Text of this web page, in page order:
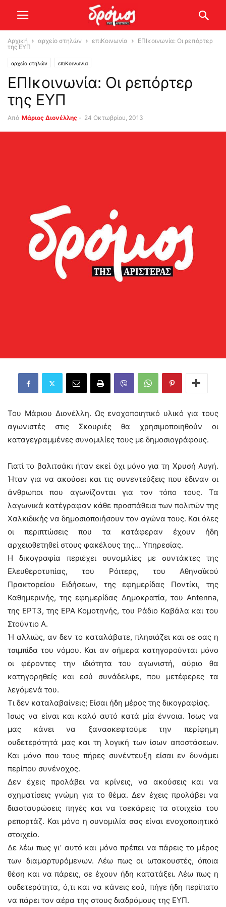
Αρχική αρχείο στηλών επιΚοινωνία
ΕΠΙκοινωνία: Οι ρεπόρτερ
της ΕΥΠ
αρχείο στηλών επιΚοινωνία
ΕΠΙκοινωνία: Οι ρεπόρτερ
της ΕΥΠ
Από Μάριος Διονέλλης - 24 Οκτωβρίου, 2013
Του Μάριου Διονέλλη. Ως ενοχοποιητικό υλικό για τους
αγωνιστές στις Σκουριές θα χρησιμοποιηθούν οι
καταγεγραμμένες συνομιλίες τους με δημοσιογράφους.
Γιατί το βαλιτσάκι ήταν εκεί όχι μόνο για τη Χρυσή Αυγή.
Ήταν για να ακούσει και τις συνεντεύξεις που έδιναν οι
άνθρωποι που αγωνίζονται για τον τόπο τους. Τα
λαγωνικά κατέγραφαν κάθε προσπάθεια των πολιτών της
Χαλκιδικής να δημοσιοποιήσουν τον αγώνα τους. Και όλες
οι περιπτώσεις που τα κατάφεραν έχουν ήδη
αρχειοθετηθεί στους φακέλους της… Υπηρεσίας.
Η δικογραφία περιέχει συνομιλίες με συντάκτες της
Ελευθεροτυπίας, του Ρόιτερς, του Αθηναϊκού
Πρακτορείου Ειδήσεων, της εφημερίδας Ποντίκι, της
Καθημερινής, της εφημερίδας Δημοκρατία, του Antenna,
της ΕΡΤ3, της ΕΡΑ Κομοτηνής, του Ράδιο Καβάλα και του
Στούντιο Α.
Ή αλλιώς, αν δεν το καταλάβατε, πλησιάζει και σε σας η
τσιμπίδα του νόμου. Και αν σήμερα κατηγορούνται μόνο
οι φέροντες την ιδιότητα του αγωνιστή, αύριο θα
κατηγορηθείς και εσύ συνάδελφε, που μετέφερες τα
λεγόμενά του.
Τι δεν καταλαβαίνεις; Είσαι ήδη μέρος της δικογραφίας.
Ίσως να είναι και καλό αυτό κατά μία έννοια. Ίσως να
μας κάνει να ξανασκεφτούμε την περίφημη
ουδετερότητά μας και τη λογική των ίσων αποστάσεων.
Και μόνο που τους πήρες συνέντευξη είσαι εν δυνάμει
περίπου συνένοχος.
Δεν έχεις προλάβει να κρίνεις, να ακούσεις και να
σχηματίσεις γνώμη για το θέμα. Δεν έχεις προλάβει να
διασταυρώσεις πηγές και να τσεκάρεις τα στοιχεία του
ρεπορτάζ. Και μόνο η συνομιλία σας είναι ενοχοποιητικό
στοιχείο.
Δε λέω πως γι’ αυτό και μόνο πρέπει να πάρεις το μέρος
των διαμαρτυρόμενων. Λέω πως οι ωτακουστές, όποια
θέση και να πάρεις, σε έχουν ήδη κατατάξει. Λέω πως η
ουδετερότητα, ό,τι και να κάνεις εσύ, πήγε ήδη περίπατο
να πάρει τον αέρα της στους διαδρόμους της ΕΥΠ.